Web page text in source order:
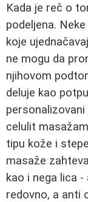
Kada je reč o
podeljena.
koje
ne mogu da
njihovom
deluje kao
celulit
tipu kože i
masaže
kao i nega lica
redovno, a anti